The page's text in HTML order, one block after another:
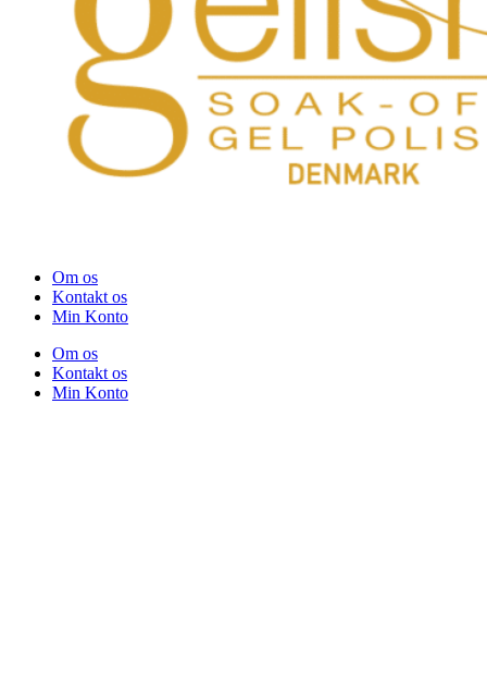
Om os
Kontakt os
Min Konto
Om os
Kontakt os
Min Konto